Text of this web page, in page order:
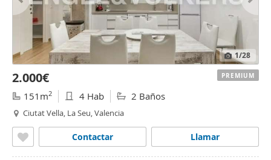
1/28
2.000€
151m2 4 Hab 2 Baños
Ciutat Vella, La Seu, Valencia
Llamar
Contactar
PREMIUM